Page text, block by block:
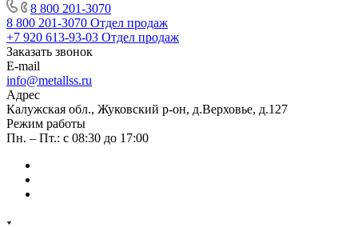
8 800 201-3070
8 800 201-3070 Отдел продаж
+7 920 613-93-03 Отдел продаж
Заказать звонок
E-mail
info@metallss.ru
Адрес
Калужская обл., Жуковский р-он, д.Верховье, д.127
Режим работы
Пн. – Пт.: с 08:30 до 17:00